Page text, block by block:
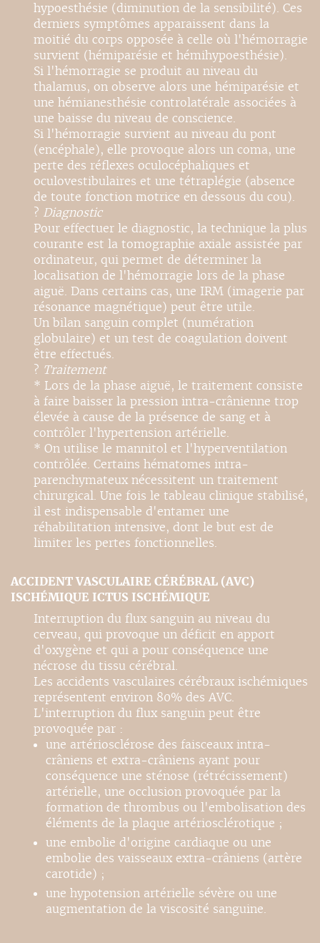
hypoesthésie (diminution de la sensibilité). Ces
derniers symptômes apparaissent dans la
moitié du corps opposée à celle où l'hémorragie
survient (hémiparésie et hémihypoesthésie).
Si l'hémorragie se produit au niveau du
thalamus, on observe alors une hémiparésie et
une hémianesthésie controlatérale associées à
une baisse du niveau de conscience.
Si l'hémorragie survient au niveau du pont
(encéphale), elle provoque alors un coma, une
perte des réflexes oculocéphaliques et
oculovestibulaires et une tétraplégie (absence
de toute fonction motrice en dessous du cou).
? Diagnostic
Pour effectuer le diagnostic, la technique la plus
courante est la tomographie axiale assistée par
ordinateur, qui permet de déterminer la
localisation de l'hémorragie lors de la phase
aiguë. Dans certains cas, une IRM (imagerie par
résonance magnétique) peut être utile.
Un bilan sanguin complet (numération
globulaire) et un test de coagulation doivent
être effectués.
? Traitement
* Lors de la phase aiguë, le traitement consiste
à faire baisser la pression intra-crânienne trop
élevée à cause de la présence de sang et à
contrôler l'hypertension artérielle.
* On utilise le mannitol et l'hyperventilation
contrôlée. Certains hématomes intra-
parenchymateux nécessitent un traitement
chirurgical. Une fois le tableau clinique stabilisé,
il est indispensable d'entamer une
réhabilitation intensive, dont le but est de
limiter les pertes fonctionnelles.
ACCIDENT VASCULAIRE CÉRÉBRAL (AVC)
ISCHÉMIQUE ICTUS ISCHÉMIQUE
Interruption du flux sanguin au niveau du
cerveau, qui provoque un déficit en apport
d'oxygène et qui a pour conséquence une
nécrose du tissu cérébral.
Les accidents vasculaires cérébraux ischémiques
représentent environ 80% des AVC.
L'interruption du flux sanguin peut être
provoquée par :
une artériosclérose des faisceaux intra-
crâniens et extra-crâniens ayant pour
conséquence une sténose (rétrécissement)
artérielle, une occlusion provoquée par la
formation de thrombus ou l'embolisation des
éléments de la plaque artériosclérotique ;
une embolie d'origine cardiaque ou une
embolie des vaisseaux extra-crâniens (artère
carotide) ;
une hypotension artérielle sévère ou une
augmentation de la viscosité sanguine.